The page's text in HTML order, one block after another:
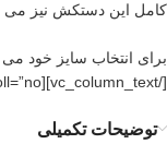
کامل این دستکش نیز می
برای انتخاب سایز خود می
[/vc_column_text][vc_single_image image=”19477″ img_size=”large” alignment=”center” parallax_scroll=”no”][/vc_column][/vc_row]
توضیحات تکمیلی